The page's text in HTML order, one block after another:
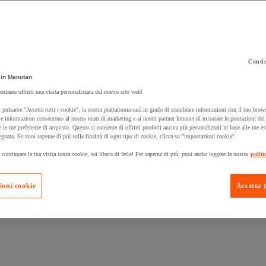
un prodotto:
Manutan Expert
Prodotti in
Manutan
offrirti una visita personalizzata del nostro sito web!
pulsante "Accetta tutti i cookie", la nostra piattaforma sarà in grado di scambiare informazioni con il tuo
informazioni consentono al nostro team di marketing e ai nostri partner Internet di misurare le prestazioni
le tue preferenze di acquisto. Questo ci consente di offrirti prodotti ancora più personalizzati in base alle tue
Se vuoi saperne di più sulle finalità di ogni tipo di cookie, clicca su "impostazioni cookie".
la tua visita senza cookie, sei libero di farlo! Per saperne di più, puoi anche leggere la nostra
Accetta
cookie